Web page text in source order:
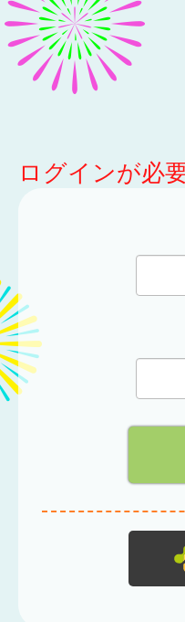
ログインが必